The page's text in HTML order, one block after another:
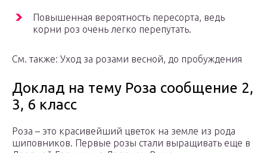
Повышенная вероятность пересорта, ведь
корни роз очень легко перепутать.
См. также: Уход за розами весной, до пробуждения
Доклад на тему Роза сообщение 2,
3, 6 класс
Роза – это красивейший цветок на земле из рода
шиповников. Первые розы стали выращивать еще в